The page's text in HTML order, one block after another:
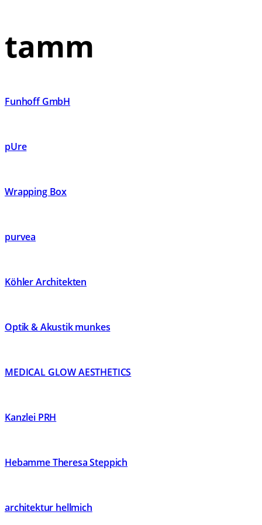
tamm
Funhoff GmbH
pUre
Wrapping Box
purvea
Köhler Architekten
Optik & Akustik munkes
MEDICAL GLOW AESTHETICS
Kanzlei PRH
Hebamme Theresa Steppich
architektur hellmich